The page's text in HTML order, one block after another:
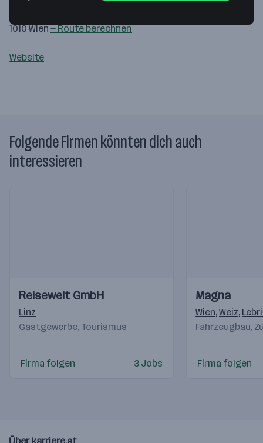
1010 Wien— Route berechnen
Website
Folgende Firmen könnten dich auch
interessieren
Videos
Einblicke
Einblicke
Reisewelt GmbH
Linz
Gastgewerbe, Tourismus
Firma folgen 3 Jobs
Videos
Einblicke
Einblicke
Magna
Wien,Weiz,
Fahrzeugbau,
Firma folgen